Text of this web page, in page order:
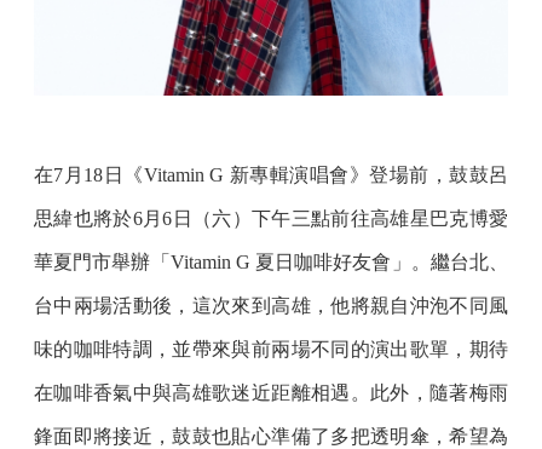
在7月18日《Vitamin G 新專輯演唱會》登場前，鼓鼓呂
思緯也將於6月6日（六）下午三點前往高雄星巴克博愛
華夏門市舉辦「Vitamin G 夏日咖啡好友會」。繼台北、
台中兩場活動後，這次來到高雄，他將親自沖泡不同風
味的咖啡特調，並帶來與前兩場不同的演出歌單，期待
在咖啡香氣中與高雄歌迷近距離相遇。此外，隨著梅雨
鋒面即將接近，鼓鼓也貼心準備了多把透明傘，希望為